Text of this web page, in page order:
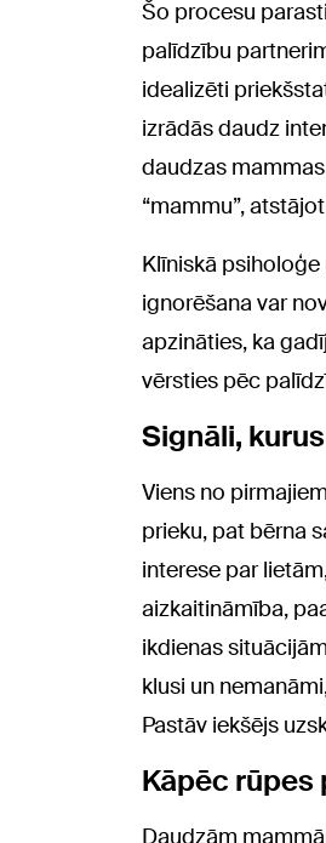
Šo procesu
palīdzību
idealizēti
izrādās daudz
daudzas
“mammu”,
Klīniskā psiholoģe
ignorēšana var
apzināties, ka
vērsties pēc
Signāli,
Viens no
prieku, pat bērna
interese par
aizkaitināmība,
ikdienas
klusi un
Pastāv iekšējs
Kāpēc rūpes